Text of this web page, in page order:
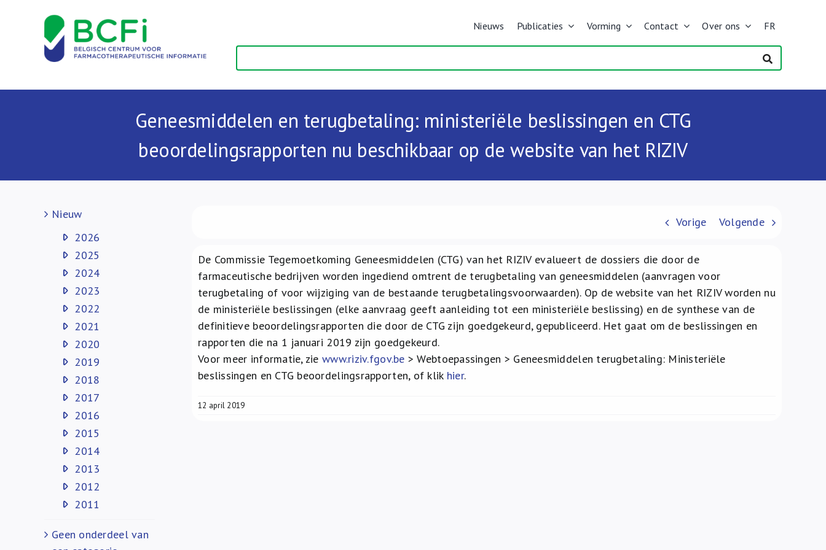
Nieuws Publicaties Vorming Contact Over ons FR
Geneesmiddelen en terugbetaling: ministeriële beslissingen en CTG
beoordelingsrapporten nu beschikbaar op de website van het RIZIV
Vorige Volgende
De Commissie Tegemoetkoming Geneesmiddelen (CTG) van het RIZIV evalueert de dossiers die door de
farmaceutische bedrijven worden ingediend omtrent de terugbetaling van geneesmiddelen (aanvragen voor
terugbetaling of voor wijziging van de bestaande terugbetalingsvoorwaarden). Op de website van het RIZIV worden nu
de ministeriële beslissingen (elke aanvraag geeft aanleiding tot een ministeriële beslissing) en de synthese van de
definitieve beoordelingsrapporten die door de CTG zijn goedgekeurd, gepubliceerd. Het gaat om de beslissingen en
rapporten die na 1 januari 2019 zijn goedgekeurd.
Voor meer informatie, ziewww.riziv.fgov.be > Webtoepassingen > Geneesmiddelen terugbetaling: Ministeriële
beslissingen en CTG beoordelingsrapporten, of klik hier.
12 april 2019
Nieuw
2026
2025
2024
2023
2022
2021
2020
2019
2018
2017
2016
2015
2014
2013
2012
2011
Geen onderdeel van